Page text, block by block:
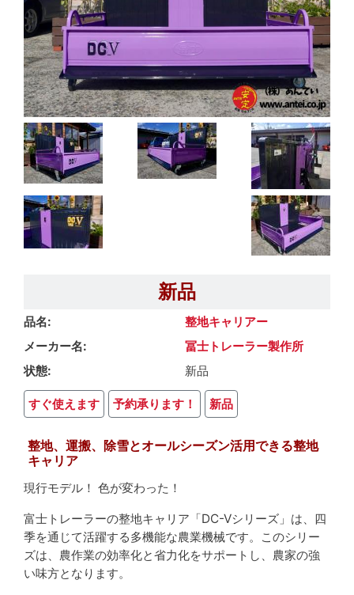
新品
品名
整地キャリアー
メーカー名
冨士トレーラー製作所
状態
新品
すぐ使えます 予約承ります！ 新品
整地、運搬、除雪とオールシーズン活用できる整地
キャリア
現行モデル！ 色が変わった！
富士トレーラーの整地キャリア「DC-Vシリーズ」は、四
季を通じて活躍する多機能な農業機械です。このシリー
ズは、農作業の効率化と省力化をサポートし、農家の強
い味方となります。